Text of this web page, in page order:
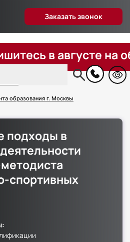
образования г. Москвы
Заказать звонок
организации
в августе на
подходы в
спортивных